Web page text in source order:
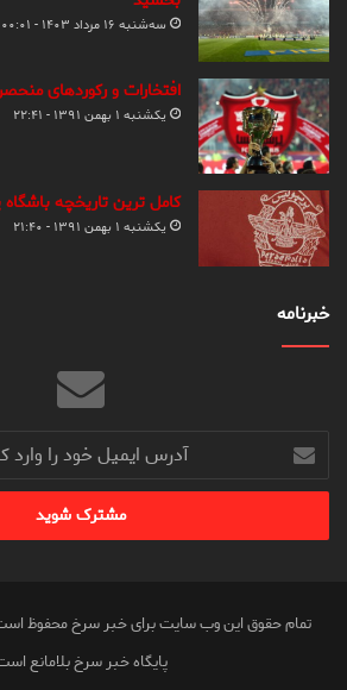
سه‌شنبه ۱۶ مرداد ۱۴۰۳ - ۰۰:۰۱
افتخارات و رکوردهای
یکشنبه ۱ بهمن ۱۳۹۱ - ۲۲:۴۱
کامل ترین تاریخچه
یکشنبه ۱ بهمن ۱۳۹۱ - ۲۱:۴۰
خبرنامه
آدرس
ایمیل
خود
وارد
تمام حقوق این وب سایت برای خبر سرخ محفوظ
پایگاه خبر سرخ بلامانع